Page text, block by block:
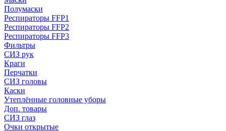
Полумаски
Респираторы FFP1
Респираторы FFP2
Респираторы FFP3
Фильтры
СИЗ рук
Краги
Перчатки
СИЗ головы
Каски
Утеплённые головные уборы
Доп. товары
СИЗ глаз
Очки открытые